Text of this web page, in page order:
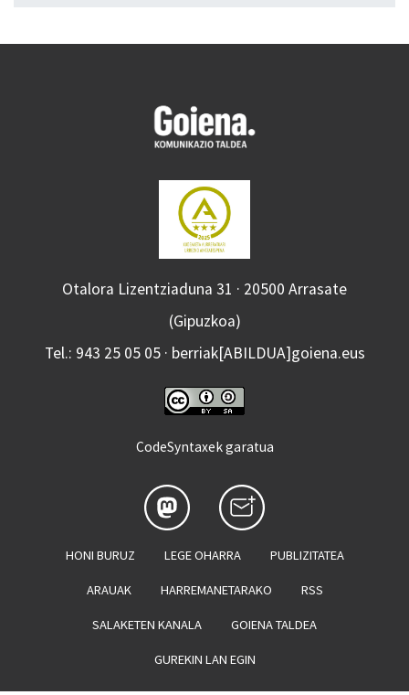
Otalora Lizentziaduna 31 · 20500 Arrasate
(Gipuzkoa)
Tel.: 943 25 05 05 · berriak[ABILDUA]goiena.eus
CodeSyntaxek garatua
HONI BURUZ LEGE OHARRA PUBLIZITATEA
ARAUAK HARREMANETARAKO RSS
SALAKETEN KANALA GOIENA TALDEA
GUREKIN LAN EGIN